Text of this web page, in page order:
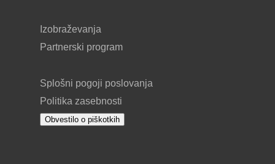
Izobraževanja
Partnerski program
Splošni pogoji poslovanja
Politika zasebnosti
Obvestilo o piškotkih